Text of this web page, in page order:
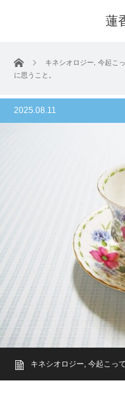
蓮
ホーム キネシオロジー 今起こ
に思うこと。
2025.08.11
キネシオロジー 今起こっ